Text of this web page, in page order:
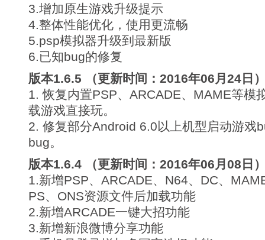
3.增加原生游戏升级提示
4.整体性能优化，使用更流畅
5.psp模拟器升级到最新版
6.已知bug的修复
版本1.6.5 （更新时间：2016年06月24日
1. 恢复内置PSP、ARCADE、MAME等模
载游戏直接玩。
2. 修复部分Android 6.0以上机型启动游戏
bug。
版本1.6.4 （更新时间：2016年06月08日
1.新增PSP、ARCADE、N64、DC、
PS、ONS资源文件后加载功能
2.新增ARCADE一键大招功能
3.新增新浪微博分享功能